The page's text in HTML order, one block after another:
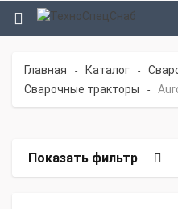
Главная - Каталог -
Сварочные тракторы -
Показать фильтр